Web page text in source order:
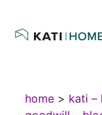
home > kati –